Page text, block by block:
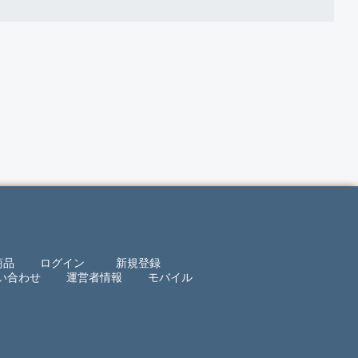
品 ログイン
新規登録
合わせ
運営者情報 モバイル